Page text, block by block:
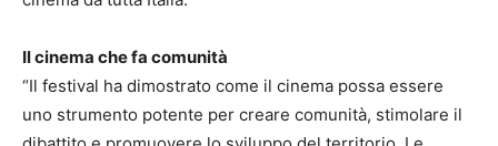
Il cinema che fa comunità
“Il festival ha dimostrato come il cinema possa essere
uno strumento potente per creare comunità, stimolare il